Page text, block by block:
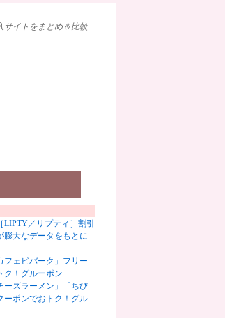
サイトをまとめ＆比較
／リプティ］割引
膨大なデータをもとに
フェビバーク」フリー
ク！グルーポン
ーズラーメン」「ちび
ーポンでおトク！グル